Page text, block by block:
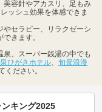
美容針やアカスリ、足もみ
ッシュ効果を体感できま
やセラピー、リラクゼーシ
きます。
、スーパー銭湯の中でも
ひがきホテル
旬景浪漫
ください。
キング2025